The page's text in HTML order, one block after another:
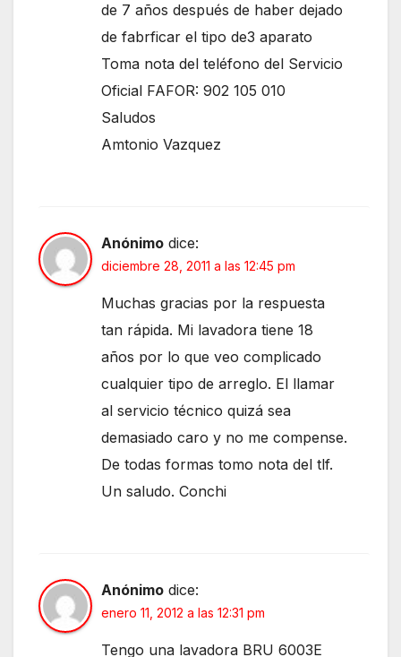
de 7 años después de haber dejado
de fabrficar el tipo de3 aparato
Toma nota del teléfono del Servicio
Oficial FAFOR: 902 105 010
Saludos
Amtonio Vazquez
Anónimo dice:
diciembre 28, 2011 a las 12:45 pm
Muchas gracias por la respuesta
tan rápida. Mi lavadora tiene 18
años por lo que veo complicado
cualquier tipo de arreglo. El llamar
al servicio técnico quizá sea
demasiado caro y no me compense.
De todas formas tomo nota del tlf.
Un saludo. Conchi
Anónimo dice:
enero 11, 2012 a las 12:31 pm
Tengo una lavadora BRU 6003E